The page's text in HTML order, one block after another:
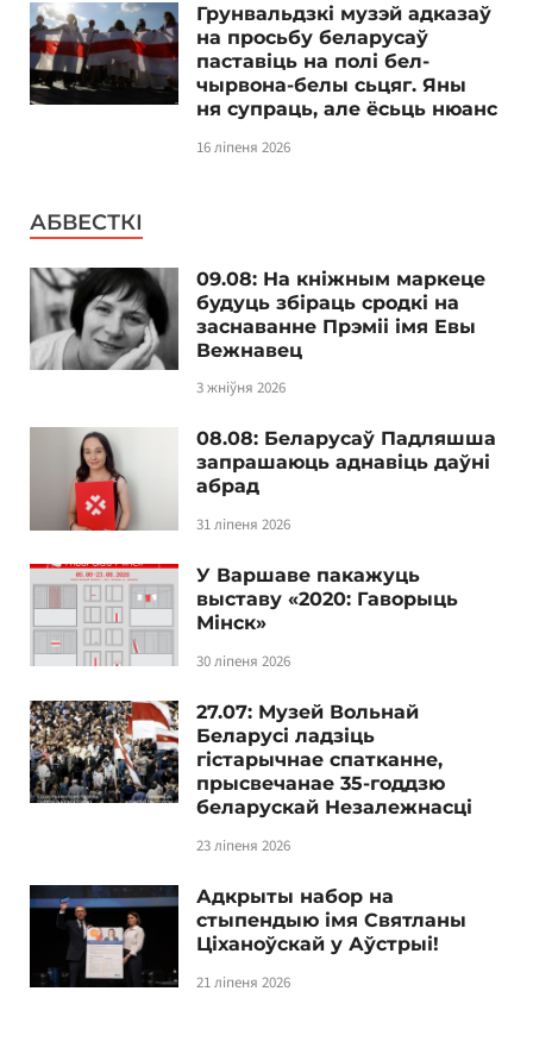
Грунвальдзкі музэй адказаў
на просьбу беларусаў
паставіць на полі бел-
чырвона-белы сьцяг. Яны
ня супраць, але ёсьць нюанс
16 ліпеня 2026
АБВЕСТКІ
09.08: На кніжным маркеце
будуць збіраць сродкі на
заснаванне Прэміі імя Евы
Вежнавец
3 жніўня 2026
08.08: Беларусаў Падляшша
запрашаюць аднавіць даўні
абрад
31 ліпеня 2026
У Варшаве пакажуць
выставу «2020: Гаворыць
Мінск»
30 ліпеня 2026
27.07: Музей Вольнай
Беларусі ладзіць
гістарычнае спатканне,
прысвечанае 35-годдзю
беларускай Незалежнасці
23 ліпеня 2026
Адкрыты набор на
стыпендыю імя Святланы
Ціханоўскай у Аўстрыі!
21 ліпеня 2026